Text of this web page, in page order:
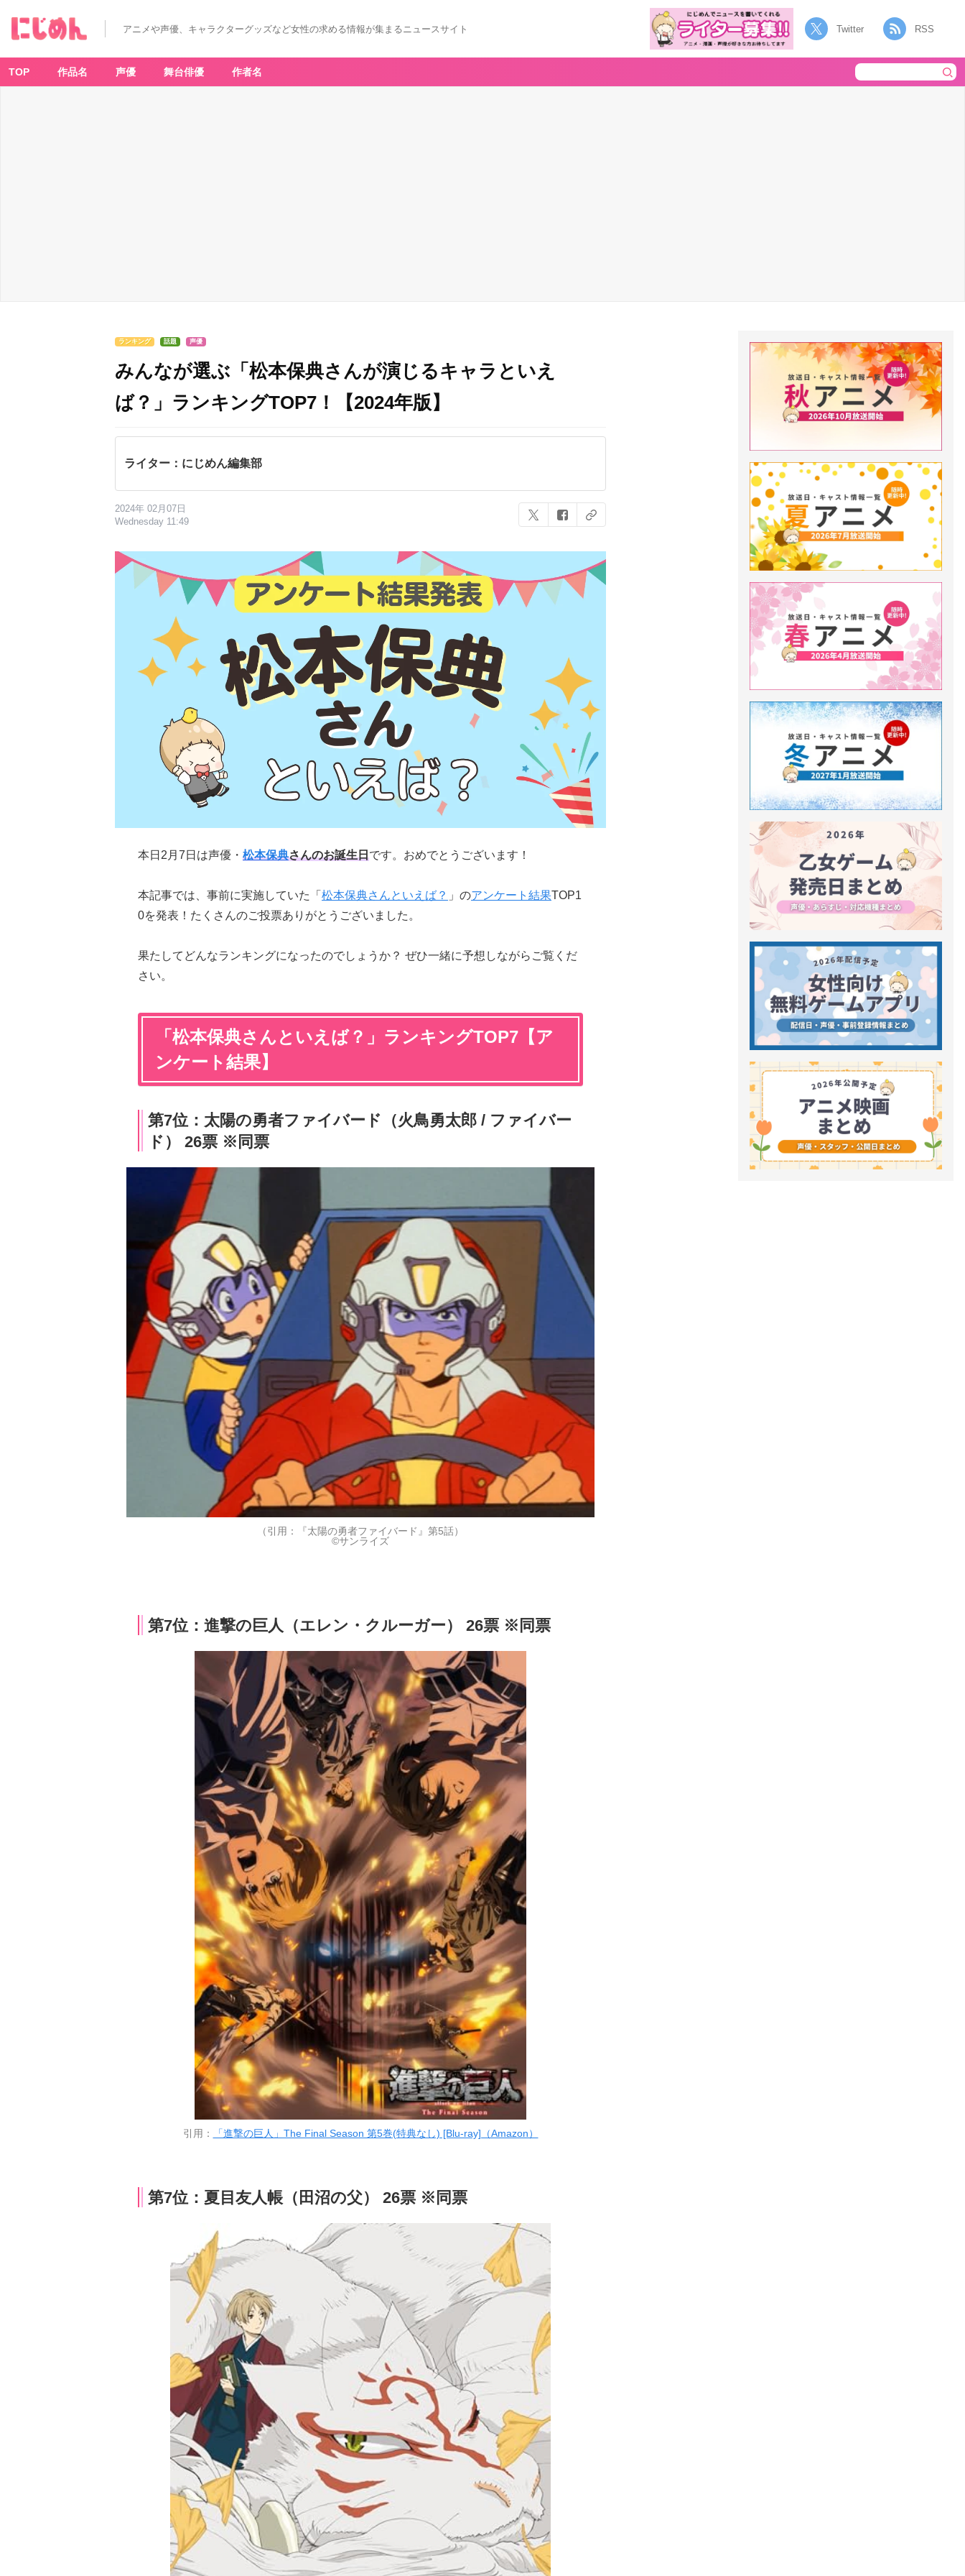
アニメや声優、キャラクターグッズなど女性の求める情報が集まるニュースサイト Twitter RSS
TOP 作品名 声優 舞台俳優 作者名
ランキング 話題 声優
みんなが選ぶ「松本保典さんが演じるキャラといえ
ば？」ランキングTOP7！【2024年版】
ライター：にじめん編集部
2024年 02月07日
Wednesday 11:49
本日2月7日は声優・ 松本保典さんのお誕生日です。おめでとうございます！
本記事では、事前に実施していた「 松本保典さんといえば？ 」のアンケート結果TOP1
0を発表！たくさんのご投票ありがとうございました。
果たしてどんなランキングになったのでしょうか？ ぜひ一緒に予想しながらご覧くだ
さい。
「松本保典さんといえば？」ランキングTOP7【ア
ンケート結果】
第7位：太陽の勇者ファイバード（火鳥勇太郎 / ファイバー
ド） 26票 ※同票
（引用：『太陽の勇者ファイバード』第5話）
©サンライズ
第7位：進撃の巨人（エレン・クルーガー） 26票 ※同票
引用： 「進撃の巨人」The Final Season 第5巻(特典なし) [Blu-ray]（Amazon）
第7位：夏目友人帳（田沼の父） 26票 ※同票